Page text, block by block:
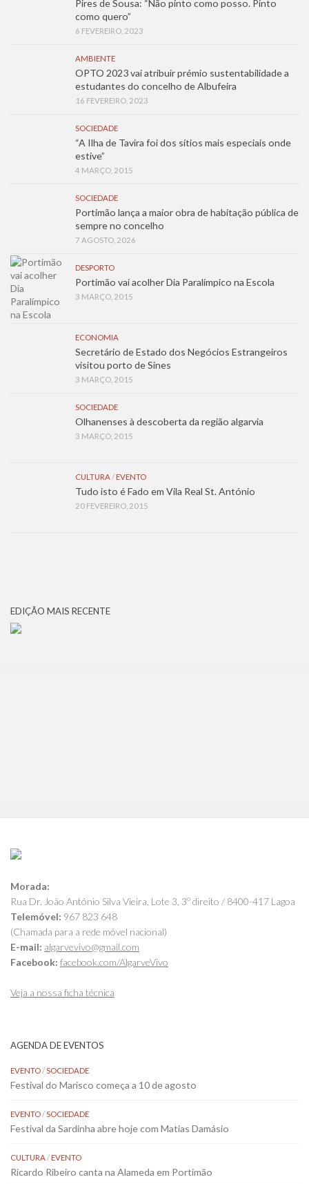
Pires de Sousa: “Não pinto como posso. Pinto
como quero”
6 FEVEREIRO, 2023
AMBIENTE
OPTO 2023 vai atribuir prémio sustentabilidade a
estudantes do concelho de Albufeira
16 FEVEREIRO, 2023
SOCIEDADE
“A Ilha de Tavira foi dos sítios mais especiais onde
estive”
4 MARÇO, 2015
SOCIEDADE
Portimão lança a maior obra de habitação pública de
sempre no concelho
7 AGOSTO, 2026
DESPORTO
Portimão vai acolher Dia Paralímpico na Escola
3 MARÇO, 2015
ECONOMIA
Secretário de Estado dos Negócios Estrangeiros
visitou porto de Sines
3 MARÇO, 2015
SOCIEDADE
Olhanenses à descoberta da região algarvia
3 MARÇO, 2015
CULTURA/ EVENTO
Tudo isto é Fado em Vila Real St. António
20 FEVEREIRO, 2015
EDIÇÃO MAIS RECENTE
Morada:
Rua Dr. João António Silva Vieira, Lote 3, 3º direito / 8400-417 Lagoa
Telemóvel: 967 823 648
(Chamada para a rede móvel nacional)
E-mail: algarvevivo@gmail.com
Facebook: facebook.com/AlgarveVivo
Veja a nossa ficha técnica
AGENDA DE EVENTOS
EVENTO/SOCIEDADE
Festival do Marisco começa a 10 de agosto
EVENTO/SOCIEDADE
Festival da Sardinha abre hoje com Matias Damásio
CULTURA/EVENTO
Ricardo Ribeiro canta na Alameda em Portimão